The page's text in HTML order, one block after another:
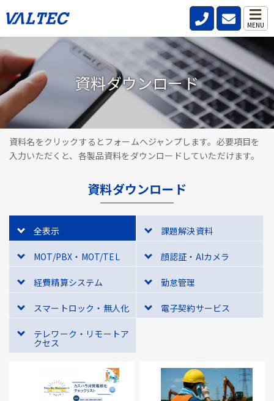
MENU
資料ダウンロード
資料名をクリックするとフォームへジャンプします。必要項目を
入力いただくと、各製品資料をダウンロードしていただけます。
資料ダウンロード
全表示 課題解決資料
MOT/PBX・MOT/TEL 顔認証・AIカメラ
経費精算システム 勤怠管理
スマートロック・無人化 電子契約サービス
テレワーク・リモートア
クセス